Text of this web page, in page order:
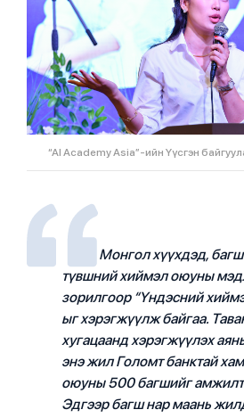
“AI Academy Asia”-ийн Үүсгэн
Монгол хүүхдэд, багш
түвшний хиймэл оюуны
зорилгоор “Үндэсний
ыг хэрэгжүүлж байгаа.
хугацаанд хэрэгжүүлэх
энэ жил Голомт банктай
оюуны 500 багшийг
Эдгээр багш нар маань